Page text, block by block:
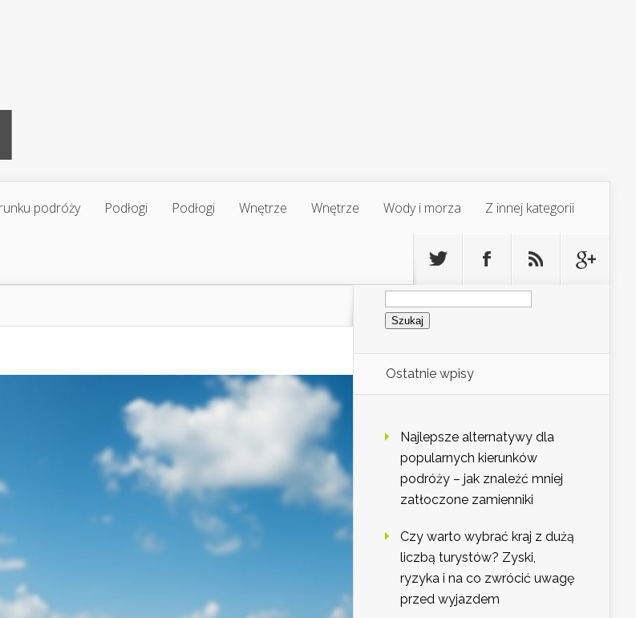
podróży Podłogi Podłogi Wnętrze Wnętrze Wody i morza Z innej kategorii
Szukaj:
Ostatnie wpisy
Najlepsze alternatywy dla
popularnych kierunków
podróży – jak znaleźć mniej
zatłoczone zamienniki
Czy warto wybrać kraj z dużą
liczbą turystów? Zyski,
ryzyka i na co zwrócić uwagę
przed wyjazdem